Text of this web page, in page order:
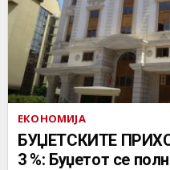
ЕКОНОМИЈА
БУЏЕТСКИТЕ
3 %: Буџетот се